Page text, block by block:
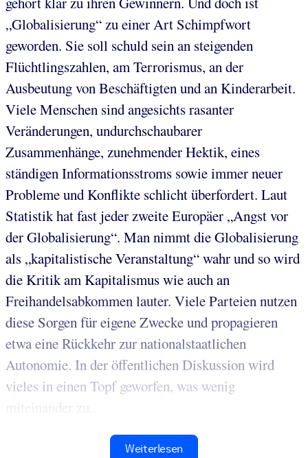
„Globalisierung“ zu einer Art Schimpfwort
geworden. Sie soll schuld sein an steigenden
Flüchtlingszahlen, am Terrorismus, an der
Ausbeutung von Beschäftigten und an Kinderarbeit.
Viele Menschen sind angesichts rasanter
Veränderungen, undurchschaubarer
Zusammenhänge, zunehmender Hektik, eines
ständigen Informationsstroms sowie immer neuer
Probleme und Konflikte schlicht überfordert. Laut
Statistik hat fast jeder zweite Europäer „Angst vor
der Globalisierung“. Man nimmt die Globalisierung
als „kapitalistische Veranstaltung“ wahr und so wird
die Kritik am Kapitalismus wie auch an
Freihandelsabkommen lauter. Viele Parteien nutzen
diese Sorgen für eigene Zwecke und propagieren
etwa eine Rückkehr zur nationalstaatlichen
Autonomie. In der öffentlichen Diskussion wird
vieles in einen Topf geworfen, was wenig
miteinander zu...
Weiterlesen